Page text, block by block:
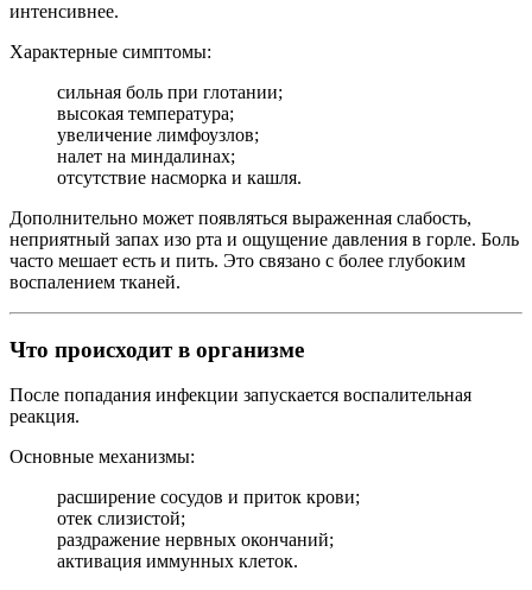
интенсивнее.
Характерные симптомы:
сильная боль при глотании;
высокая температура;
увеличение лимфоузлов;
налет на миндалинах;
отсутствие насморка и кашля.
Дополнительно может появляться выраженная слабость,
неприятный запах изо рта и ощущение давления в горле. Боль
часто мешает есть и пить. Это связано с более глубоким
воспалением тканей.
Что происходит в организме
После попадания инфекции запускается воспалительная
реакция.
Основные механизмы:
расширение сосудов и приток крови;
отек слизистой;
раздражение нервных окончаний;
активация иммунных клеток.